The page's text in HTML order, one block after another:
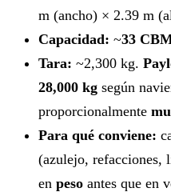
m (ancho) × 2.39 m
Capacidad: ~33
Tara: ~2,300 kg.
28,000 kg según
proporcionalmente
Para qué conviene:
(azulejo, refacciones,
en peso antes que en